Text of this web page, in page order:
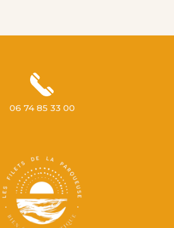
06 74 85 33 00